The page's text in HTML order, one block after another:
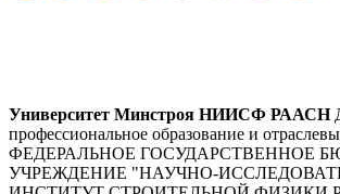
Университет Минстроя НИИСФ РААСН
профессиональное образование и
ФЕДЕРАЛЬНОЕ ГОСУДАРСТВЕННОЕ
УЧРЕЖДЕНИЕ "НАУЧНО-